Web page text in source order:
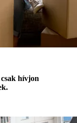
csak hívjon